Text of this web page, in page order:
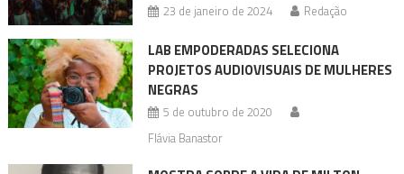
23 de janeiro de 2024 Redação
LAB EMPODERADAS SELECIONA
PROJETOS AUDIOVISUAIS DE MULHERES
NEGRAS
5 de outubro de 2020
Flávia Banastor